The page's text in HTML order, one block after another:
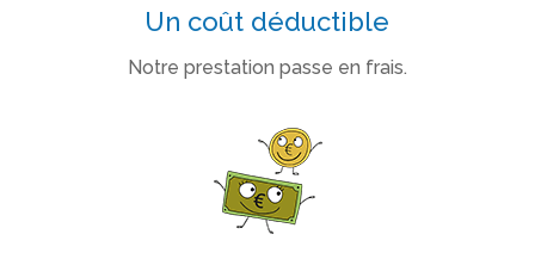
Un coût déductible
Notre prestation passe en frais.